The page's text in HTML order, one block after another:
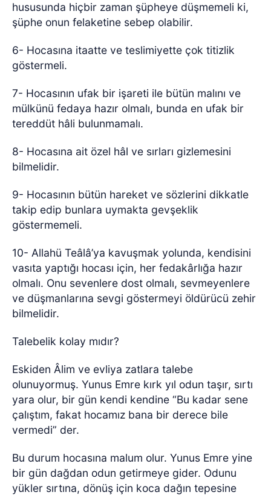
hususunda hiçbir zaman şüpheye düşmemeli ki,
şüphe onun felaketine sebep olabilir.
6- Hocasına itaatte ve teslimiyette çok titizlik
göstermeli.
7- Hocasının ufak bir işareti ile bütün malını ve
mülkünü fedaya hazır olmalı, bunda en ufak bir
tereddüt hâli bulunmamalı.
8- Hocasına ait özel hâl ve sırları gizlemesini
bilmelidir.
9- Hocasının bütün hareket ve sözlerini dikkatle
takip edip bunlara uymakta gevşeklik
göstermemeli.
10- Allahü Teâlâ’ya kavuşmak yolunda, kendisini
vasıta yaptığı hocası için, her fedakârlığa hazır
olmalı. Onu sevenlere dost olmalı, sevmeyenlere
ve düşmanlarına sevgi göstermeyi öldürücü zehir
bilmelidir.
Talebelik kolay mıdır?
Eskiden Âlim ve evliya zatlara talebe
olunuyormuş. Yunus Emre kırk yıl odun taşır, sırtı
yara olur, bir gün kendi kendine “Bu kadar sene
çalıştım, fakat hocamız bana bir derece bile
vermedi” der.
Bu durum hocasına malum olur. Yunus Emre yine
bir gün dağdan odun getirmeye gider. Odunu
yükler sırtına, dönüş için koca dağın tepesine